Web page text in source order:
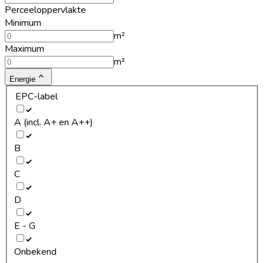
Perceeloppervlakte
Minimum
m²
Maximum
m²
Energie
EPC-label
A (incl. A+ en A++)
B
C
D
E - G
Onbekend